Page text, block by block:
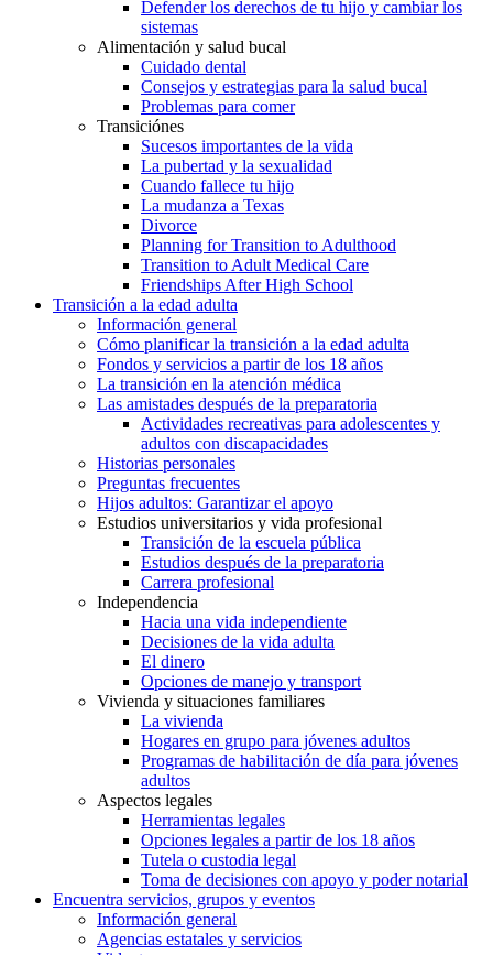
Defender los derechos de tu hijo y cambiar los
sistemas
Alimentación y salud bucal
Cuidado dental
Consejos y estrategias para la salud bucal
Problemas para comer
Transiciónes
Sucesos importantes de la vida
La pubertad y la sexualidad
Cuando fallece tu hijo
La mudanza a Texas
Divorce
Planning for Transition to Adulthood
Transition to Adult Medical Care
Friendships After High School
Transición a la edad adulta
Información general
Cómo planificar la transición a la edad adulta
Fondos y servicios a partir de los 18 años
La transición en la atención médica
Las amistades después de la preparatoria
Actividades recreativas para adolescentes y
adultos con discapacidades
Historias personales
Preguntas frecuentes
Hijos adultos: Garantizar el apoyo
Estudios universitarios y vida profesional
Transición de la escuela pública
Estudios después de la preparatoria
Carrera profesional
Independencia
Hacia una vida independiente
Decisiones de la vida adulta
El dinero
Opciones de manejo y transport
Vivienda y situaciones familiares
La vivienda
Hogares en grupo para jóvenes adultos
Programas de habilitación de día para jóvenes
adultos
Aspectos legales
Herramientas legales
Opciones legales a partir de los 18 años
Tutela o custodia legal
Toma de decisiones con apoyo y poder notarial
Encuentra servicios, grupos y eventos
Información general
Agencias estatales y servicios